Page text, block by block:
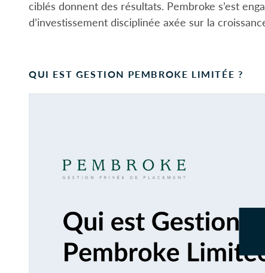
ciblés donnent des résultats. Pembroke s’est
d’investissement disciplinée axée sur la
QUI EST GESTION PEMBROKE LIMITÉE ?